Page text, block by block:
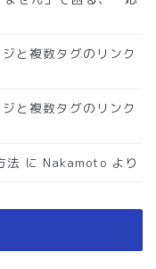
と複数タグのリンク
と複数タグのリンク
法 に Nakamoto より